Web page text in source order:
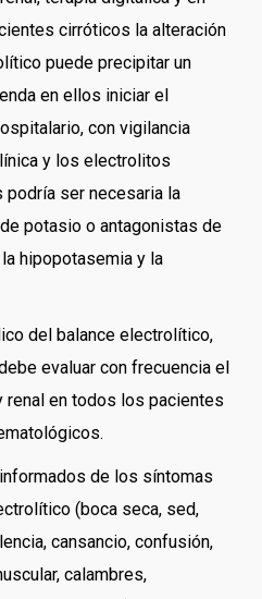
cirróticos la alteración
puede precipitar un
en ellos iniciar el
con vigilancia
y los electrolitos
podría ser necesaria la
potasio o antagonistas de
hipopotasemia y la
del balance electrolítico,
evaluar con frecuencia el
renal en todos los pacientes
de los síntomas
(boca seca, sed,
cansancio, confusión,
calambres,